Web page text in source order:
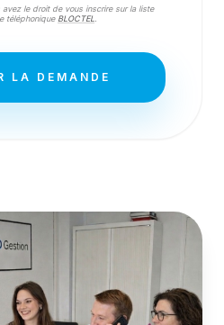
avez le droit de vous inscrire sur la liste
téléphonique BLOCTEL
LA DEMANDE